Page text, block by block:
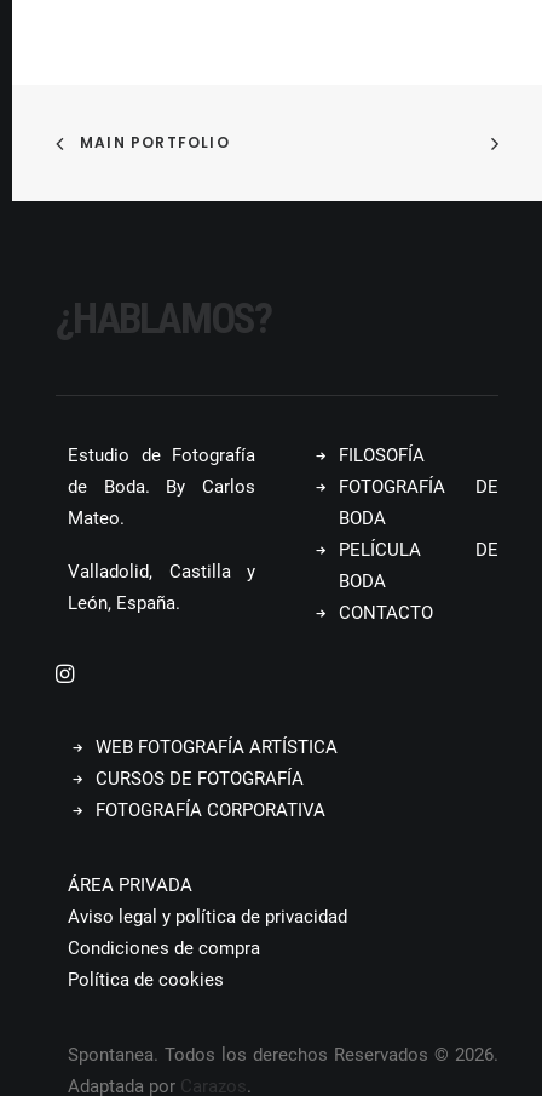
MAIN PORTFOLIO
¿HABLAMOS?
Estudio de Fotografía
de Boda. By Carlos
Mateo.
Valladolid, Castilla y
León, España.
FILOSOFÍA
FOTOGRAFÍA DE
BODA
PELÍCULA DE
BODA
CONTACTO
WEB FOTOGRAFÍA ARTÍSTICA
CURSOS DE FOTOGRAFÍA
FOTOGRAFÍA CORPORATIVA
ÁREA PRIVADA
Aviso legal y política de privacidad
Condiciones de compra
Política de cookies
Spontanea. Todos los derechos Reservados © 2026.
Adaptada por Carazos.